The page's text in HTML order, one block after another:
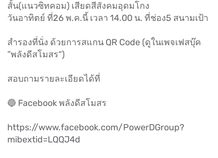
สั้น(แนวซิทคอม) เสียดสีสังคมอุดมโกง
วันอาทิตย์ ที่26 พ.ค.นี้ เวลา 14.00 น. ที่ช่อง5 สนามเป้า
สำรองที่นั่ง ด้วยการสแกน QR Code (ดูในเพจเฟสบุ๊ค
”พลังดีสโมสร“)
สอบถามรายละเอียดได้ที่
🔵 Facebook พลังดีสโมสร
https://www.facebook.com/PowerDGroup?
mibextid=LQQJ4d